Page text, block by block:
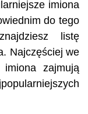
imiona
do tego
listę
Najczęściej we
zajmują